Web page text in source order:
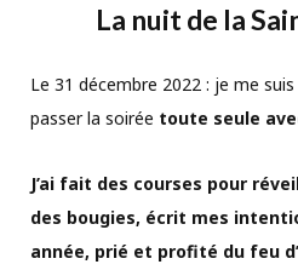
La nuit de la
Le 31 décembre 2022 : je me
passer la soirée toute seule
J’ai fait des courses pour
des bougies, écrit mes
année, prié et profité du feu